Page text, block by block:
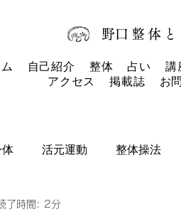
野口整体と
自己紹介 整体 占い 講
アクセス
掲載誌 お
活元運動 整体操法
タロットカード
了時間: 2分